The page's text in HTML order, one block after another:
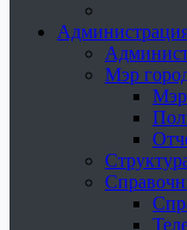
Мэр
Мэр